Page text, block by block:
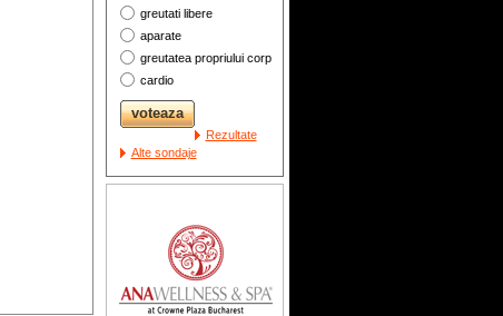
greutati libere
aparate
greutatea propriului corp
cardio
Rezultate
Alte sondaje